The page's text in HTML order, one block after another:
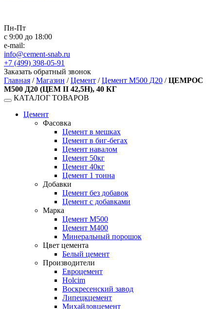
Пн-Пт
с 9:00 до 18:00
e-mail:
info@cement-snab.ru
+7 (499) 398-05-91
Заказать обратный звонок
Главная /Магазин /Цемент /Цемент М500 Д20 /ЦЕМРОС
М500 Д20 (ЦEM II 42,5H), 40 КГ
КАТАЛОГ ТОВАРОВ
Цемент
Фасовка
Цемент в мешках
Цемент в биг-бегах
Цемент навалом
Цемент 50кг
Цемент 40кг
Цемент 1 тонна
Добавки
Цемент без добавок
Цемент с добавками
Марка
Цемент М500
Цемент М400
Минеральный порошок
Цвет цемента
Белый цемент
Производители
Евроцемент
Holcim
Воскресенский завод
Липецкцемент
Михайловцемент